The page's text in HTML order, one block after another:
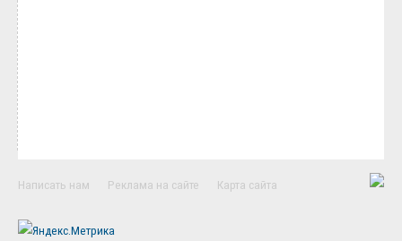
Написать нам Реклама на сайте Карта сайта